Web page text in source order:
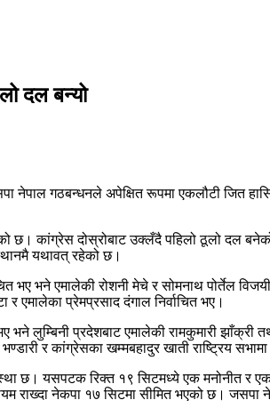
दल बन्यो
नेपाल गठबन्धनले अपेक्षित रूपमा एकलौटी
छ। कांग्रेस दोस्रोबाट उक्लँदै पहिलो ठूलो दल
यथावत् रहेको छ।
भए भने एमालेकी रोशनी मेचे र सोमनाथ पोर्तेल
एमालेका प्रेमप्रसाद दंगाल निर्वाचित भए।
लुम्बिनी प्रदेशबाट एमालेकी रामकुमारी
र कांग्रेसका खम्मबहादुर खाती राष्ट्रिय
छ। यसपटक रिक्त १९ सिटमध्ये एक मनोनीत र
राख्दा नेकपा १७ सिटमा सीमित भएको छ। जसपा